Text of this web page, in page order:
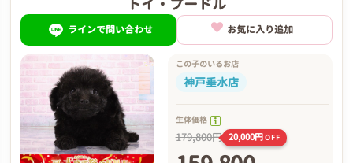
トイ・プードル
ラインで問い合わせ お気に入り追加
この子のいるお店
神戸垂水店
生体価格
179,800円 20,000円OFF